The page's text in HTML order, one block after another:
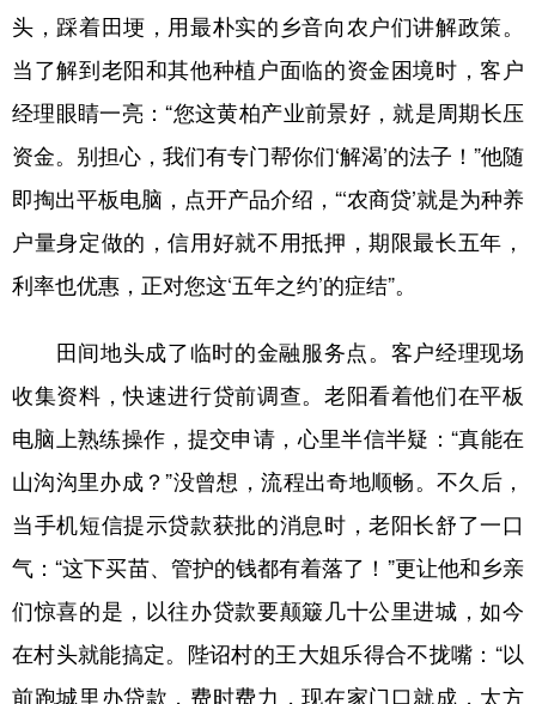
四川 贵州 云南 西藏
陕西 甘肃 青海 宁夏
新疆 内蒙古 黑龙江
多语种频道
Deutsch Português
头，踩着田埂，用最朴实的乡音向农户们讲解政策。
当了解到老阳和其他种植户面临的资金困境时，客户
经理眼睛一亮：“您这黄柏产业前景好，就是周期长压
资金。别担心，我们有专门帮你们‘解渴’的法子！”他随
即掏出平板电脑，点开产品介绍，“‘农商贷’就是为种养
户量身定做的，信用好就不用抵押，期限最长五年，
利率也优惠，正对您这‘五年之约’的症结”。
田间地头成了临时的金融服务点。客户经理现场
收集资料，快速进行贷前调查。老阳看着他们在平板
电脑上熟练操作，提交申请，心里半信半疑：“真能在
山沟沟里办成？”没曾想，流程出奇地顺畅。不久后，
当手机短信提示贷款获批的消息时，老阳长舒了一口
气：“这下买苗、管护的钱都有着落了！”更让他和乡亲
们惊喜的是，以往办贷款要颠簸几十公里进城，如今
在村头就能搞定。陛诏村的王大姐乐得合不拢嘴：“以
前跑城里办贷款，费时费力，现在家门口就成，太方